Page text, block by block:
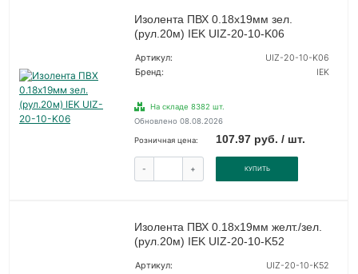
Изолента ПВХ 0.18х19мм зел.
(рул.20м) IEK UIZ-20-10-K06
Артикул:
UIZ-20-10-K06
Бренд:
IEK
На складе 8382 шт.
Обновлено 08.08.2026
Розничная цена: 107.97 руб. / шт.
- + КУПИТЬ
Изолента ПВХ 0.18х19мм желт./зел.
(рул.20м) IEK UIZ-20-10-K52
Артикул:
UIZ-20-10-K52